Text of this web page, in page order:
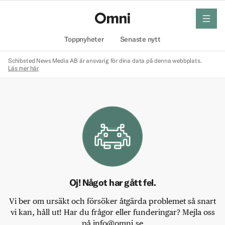
Toppnyheter Senaste nytt
meny
Schibsted News Media AB är ansvarig för dina data på denna webbplats.
Läs mer här
Oj! Något har gått fel.
Vi ber om ursäkt och försöker åtgärda problemet så snart
vi kan, håll ut! Har du frågor eller funderingar? Mejla oss